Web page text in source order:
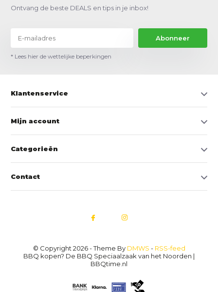
Ontvang de beste DEALS en tips in je inbox!
Abonneer
* Lees hier de wettelijke beperkingen
Klantenservice
Mijn account
Categorieën
Contact
© Copyright 2026 - Theme By DMWS - RSS-feed
BBQ kopen? De BBQ Speciaalzaak van het Noorden |
BBQtime.nl